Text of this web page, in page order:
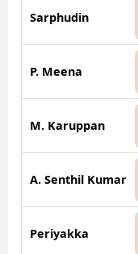
Sarphudin
P. Meena
M. Karuppan
A. Senthil Kumar
Periyakka